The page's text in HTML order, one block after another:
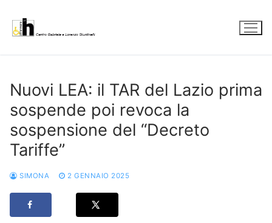
contenuto
Nuovi LEA: il TAR del Lazio prima
sospende poi revoca la
sospensione del “Decreto
Tariffe”
SIMONA 2 GENNAIO 2025